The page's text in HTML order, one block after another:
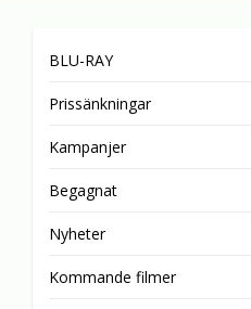
BLU-RAY
Prissänkningar
Kampanjer
Begagnat
Nyheter
Kommande filmer